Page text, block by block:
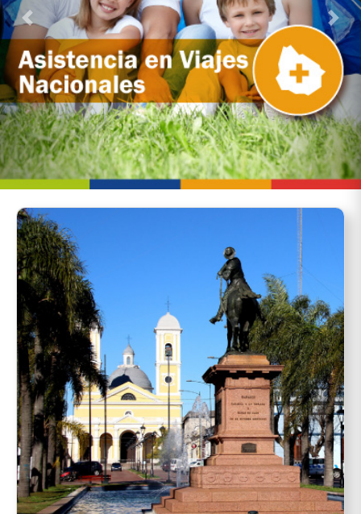
Previous Next